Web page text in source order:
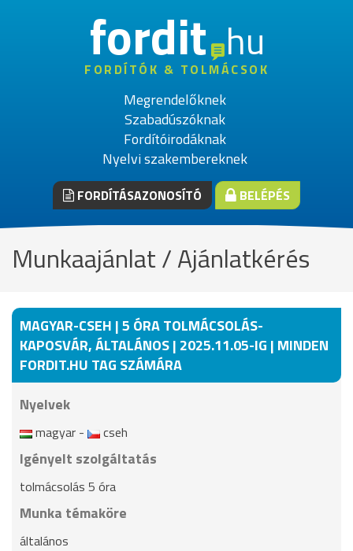
fordithu
FORDÍTÓK & TOLMÁCSOK
Megrendelőknek
Szabadúszóknak
Fordítóirodáknak
Nyelvi szakembereknek
FORDÍTÁSAZONOSÍTÓ BELÉPÉS
Munkaajánlat / Ajánlatkérés
MAGYAR-CSEH | 5 ÓRA TOLMÁCSOLÁS-
KAPOSVÁR, ÁLTALÁNOS | 2025.11.05-IG | MINDEN
FORDIT.HU TAG SZÁMÁRA
Nyelvek
magyar - cseh
Igényelt szolgáltatás
tolmácsolás 5 óra
Munka témaköre
általános